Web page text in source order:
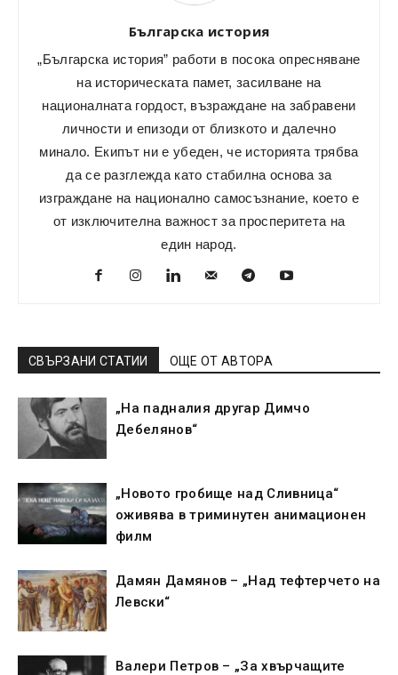
Българска история
„Българска история” работи в посока опресняване
на историческата памет, засилване на
националната гордост, възраждане на забравени
личности и епизоди от близкото и далечно
минало. Екипът ни е убеден, че историята трябва
да се разглежда като стабилна основа за
изграждане на национално самосъзнание, което е
от изключителна важност за просперитета на
един народ.
СВЪРЗАНИ СТАТИИ ОЩЕ ОТ АВТОРА
„На падналия другар Димчо
Дебелянов“
„Новото гробище над Сливница“
оживява в триминутен анимационен
филм
Дамян Дамянов – „Над тефтерчето на
Левски“
Валери Петров – „За хвърчащите